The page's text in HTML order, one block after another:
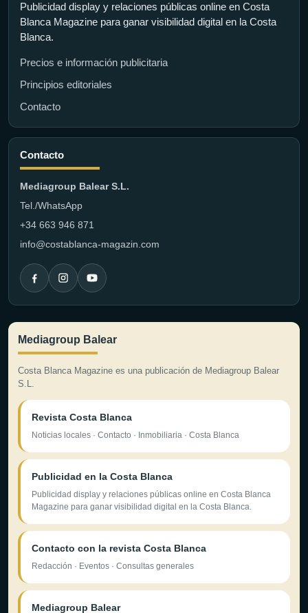
Publicidad display y relaciones públicas online en Costa
Blanca Magazine para ganar visibilidad digital en la Costa
Blanca.
Precios e información publicitaria
Principios editoriales
Contacto
Contacto
Mediagroup Balear S.L.
Tel./WhatsApp
+34 663 946 871
info@costablanca-magazin.com
Mediagroup Balear
Costa Blanca Magazine es una publicación de Mediagroup Balear
S.L.
Revista Costa Blanca
Noticias locales · Contacto · Inmobiliaria · Costa Blanca
Publicidad en la Costa Blanca
Publicidad display y relaciones públicas online en Costa Blanca
Magazine para ganar visibilidad digital en la Costa Blanca.
Contacto con la revista Costa Blanca
Redacción · Eventos · Consultas generales
Mediagroup Balear